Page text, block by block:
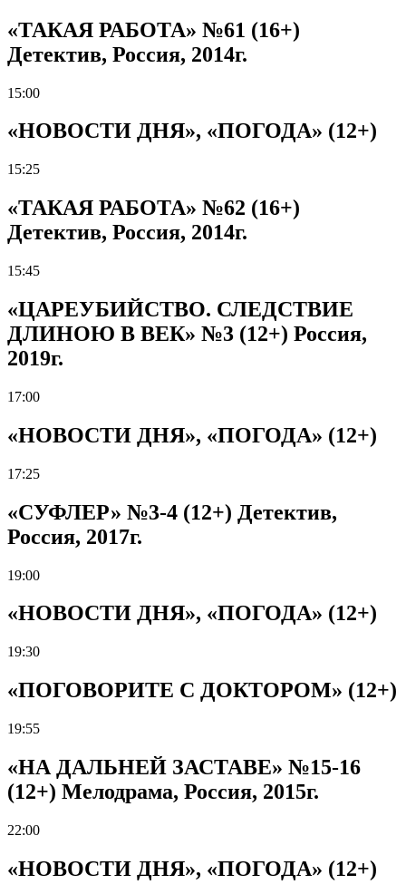
«ТАКАЯ РАБОТА» №61 (16+)
Детектив, Россия, 2014г.
15:00
«НОВОСТИ ДНЯ», «ПОГОДА» (12+)
15:25
«ТАКАЯ РАБОТА» №62 (16+)
Детектив, Россия, 2014г.
15:45
«ЦАРЕУБИЙСТВО. СЛЕДСТВИЕ
ДЛИНОЮ В ВЕК» №3 (12+) Россия,
2019г.
17:00
«НОВОСТИ ДНЯ», «ПОГОДА» (12+)
17:25
«СУФЛЕР» №3-4 (12+) Детектив,
Россия, 2017г.
19:00
«НОВОСТИ ДНЯ», «ПОГОДА» (12+)
19:30
«ПОГОВОРИТЕ С ДОКТОРОМ» (12+)
19:55
«НА ДАЛЬНЕЙ ЗАСТАВЕ» №15-16
(12+) Мелодрама, Россия, 2015г.
22:00
«НОВОСТИ ДНЯ», «ПОГОДА» (12+)